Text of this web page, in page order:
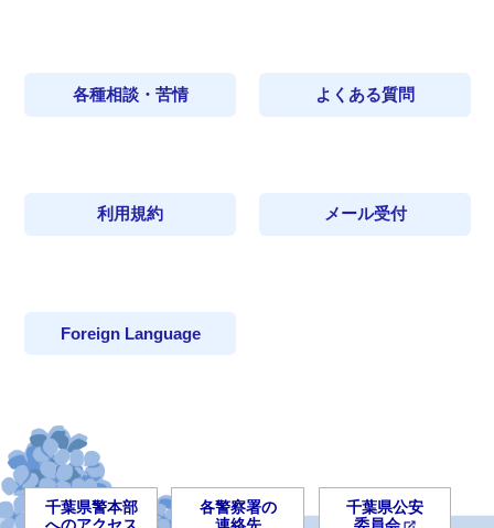
各種相談・苦情 よくある質問
利用規約 メール受付
Foreign Language
千葉県警本部
各警察署の
千葉県公安